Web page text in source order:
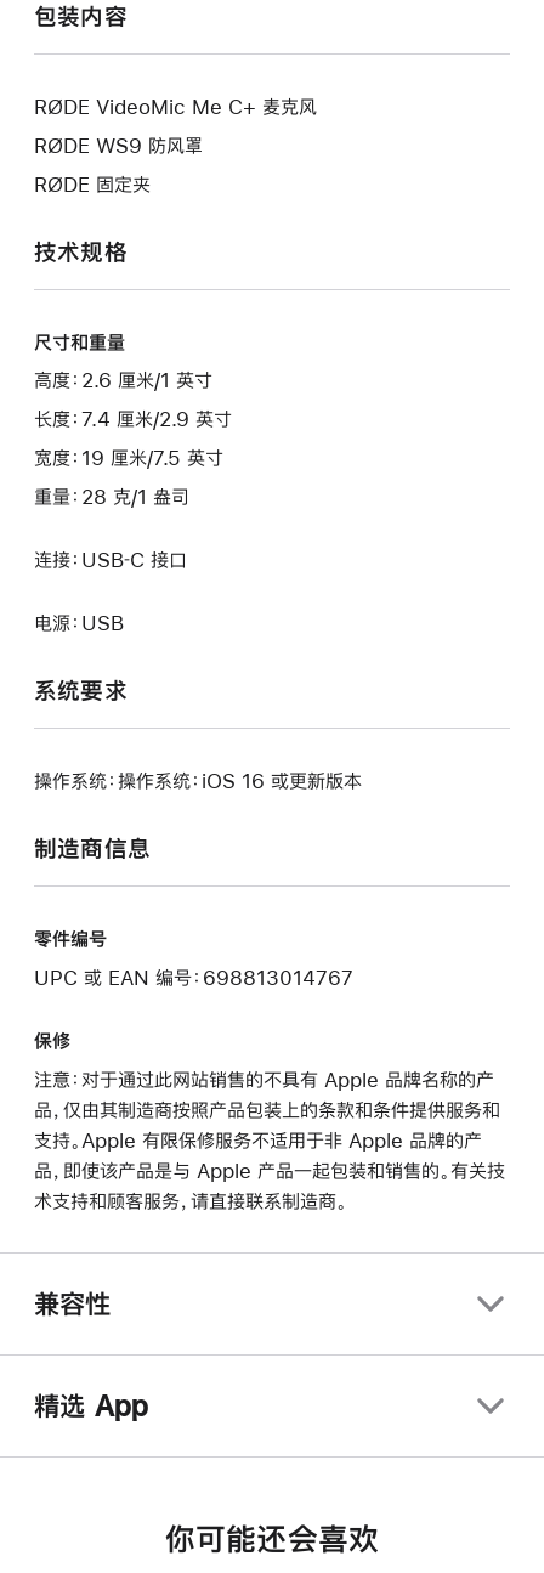
包装内容
RØDE VideoMic Me C+ 麦克风
RØDE WS9 防风罩
RØDE 固定夹
技术规格
尺寸和重量
高度：2.6 厘米/1 英寸
长度：7.4 厘米/2.9 英寸
宽度：19 厘米/7.5 英寸
重量：28 克/1 盎司
连接：USB‑C 接口
电源：USB
系统要求
操作系统：操作系统：iOS 16 或更新版本
制造商信息
零件编号
UPC 或 EAN 编号：698813014767
保修
注意：对于通过此网站销售的不具有 Apple 品牌名称的产
品，仅由其制造商按照产品包装上的条款和条件提供服务和
支持。Apple 有限保修服务不适用于非 Apple 品牌的产
品，即使该产品是与 Apple 产品一起包装和销售的。有关技
术支持和顾客服务，请直接联系制造商。
兼容性
精选 App
你可能还会喜欢